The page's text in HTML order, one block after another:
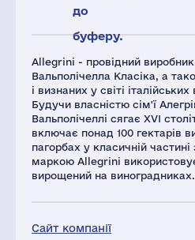
Allegrini - провідний виробник
Вальполічелла Класіка, а
і визнаних у світі
Будучи власністю сім'ї
Вальполічеллі сягає XVI
включає понад 100 гектарів
пагорбах у класичній
маркою Allegrini
вирощений на виноградниках.
Сайт компанії
до
буферу.